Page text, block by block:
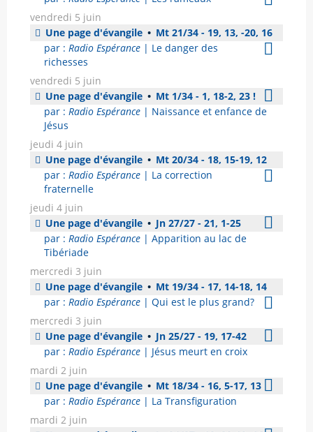
vendredi 5 juin
Une page d'évangile • Mt 21/34 - 19, 13, -20, 16
par : Radio Espérance | Le danger des
richesses
vendredi 5 juin
Une page d'évangile • Mt 1/34 - 1, 18-2, 23 !
par : Radio Espérance | Naissance et enfance de
Jésus
jeudi 4 juin
Une page d'évangile • Mt 20/34 - 18, 15-19, 12
par : Radio Espérance | La correction
fraternelle
jeudi 4 juin
Une page d'évangile • Jn 27/27 - 21, 1-25
par : Radio Espérance | Apparition au lac de
Tibériade
mercredi 3 juin
Une page d'évangile • Mt 19/34 - 17, 14-18, 14
par : Radio Espérance | Qui est le plus grand?
mercredi 3 juin
Une page d'évangile • Jn 25/27 - 19, 17-42
par : Radio Espérance | Jésus meurt en croix
mardi 2 juin
Une page d'évangile • Mt 18/34 - 16, 5-17, 13
par : Radio Espérance | La Transfiguration
mardi 2 juin